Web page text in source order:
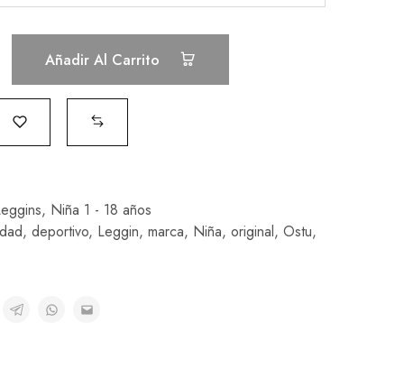
Añadir Al Carrito
, Niña 1 - 18 años
, deportivo, Leggin, marca, Niña, original, Ostu,